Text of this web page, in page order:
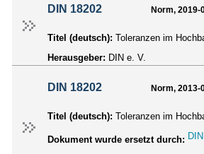
DIN 18202 Norm, 2019-
Titel (deutsch): Toleranzen im
Herausgeber: DIN e. V.
DIN 18202 Norm, 2013-
Titel (deutsch): Toleranzen im
Dokument wurde ersetzt durch: